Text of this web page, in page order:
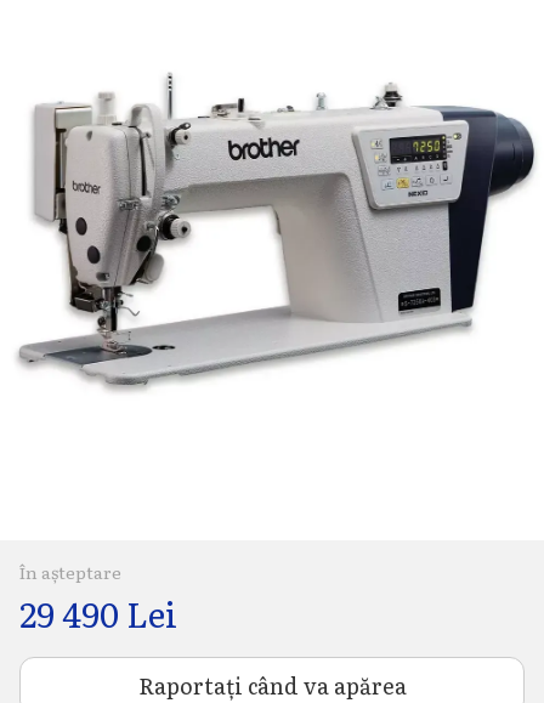
În așteptare
29 490 Lei
Raportați când va apărea